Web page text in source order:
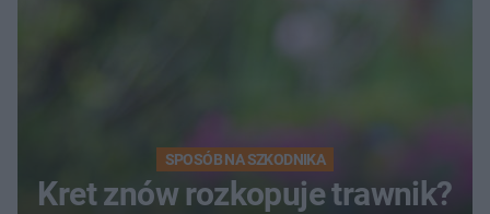
SPOSÓB NA SZKODNIKA
Kret znów rozkopuje trawnik?